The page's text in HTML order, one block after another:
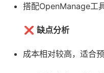
搭配OpenManage工
❌ 缺点分析
成本相对较高，适合